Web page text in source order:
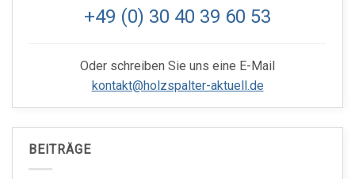
+49 (0) 30 40 39 60 53
Oder schreiben Sie uns eine E-Mail
kontakt@holzspalter-aktuell.de
BEITRÄGE